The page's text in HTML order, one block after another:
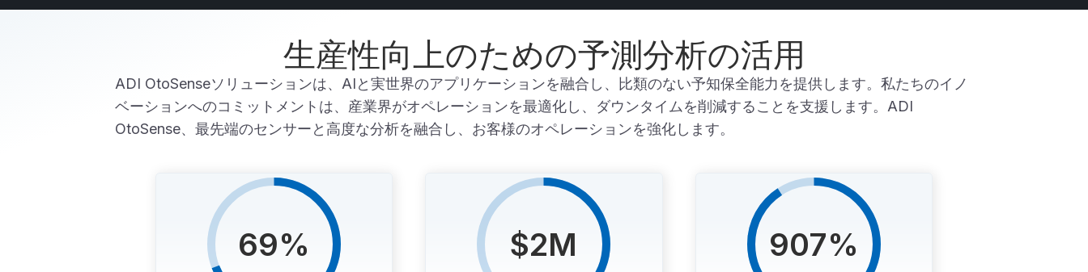
生産性向上のための予測分析の活用
ADI OtoSenseソリューションは、AIと実世界のアプリケーションを融合し、比類のない予知保全能力を提供します。私たちのイノ
ベーションへのコミットメントは、産業界がオペレーションを最適化し、ダウンタイムを削減することを支援します。ADI
OtoSense、最先端のセンサーと高度な分析を融合し、お客様のオペレーションを強化します。
69% $2M 907%